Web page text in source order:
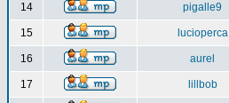
14 pigalle9
15 lucioperca
16 aurel
17 lillbob